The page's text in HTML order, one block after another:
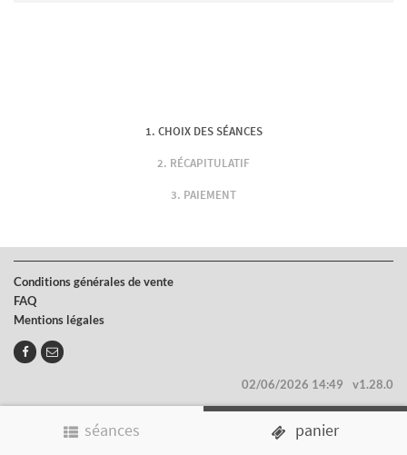
séances panier
CHOIX DES SÉANCES
RÉCAPITULATIF
PAIEMENT
Conditions générales de vente
FAQ
Mentions légales
02/06/2026 14:49 v1.28.0